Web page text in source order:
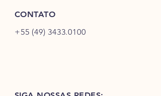
CONTATO
+55 (49) 3433.0100